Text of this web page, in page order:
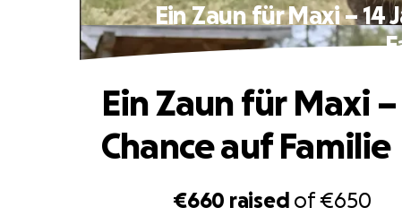
Ein Zaun für Maxi – 14
€660 raised of€650
Ein Zaun für Maxi
Chance auf Familie